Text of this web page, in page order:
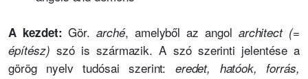
A kezdet: Gör.arché, amelyből az angol architect (=
építész) szó is származik. A szó szerinti jelentése a
görög nyelv tudósai szerint: eredet, hatóok, forrás,